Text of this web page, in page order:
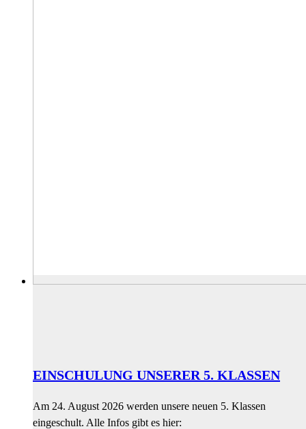
EINSCHULUNG UNSERER 5. KLASSEN
Am 24. August 2026 werden unsere neuen 5. Klassen
eingeschult. Alle Infos gibt es hier: